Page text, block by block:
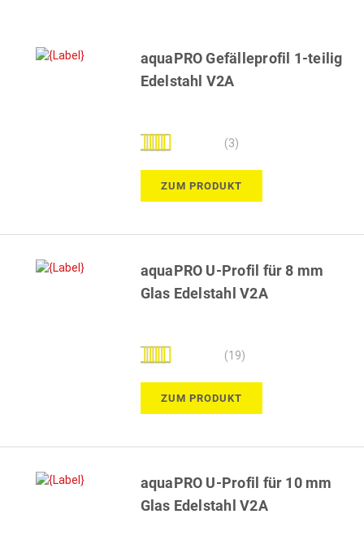
aquaPRO Gefälleprofil 1-teilig
Edelstahl V2A
Bewertung: (3)
ZUM PRODUKT
aquaPRO U-Profil für 8 mm
Glas Edelstahl V2A
Bewertung: (19)
ZUM PRODUKT
aquaPRO U-Profil für 10 mm
Glas Edelstahl V2A